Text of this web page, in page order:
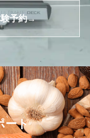
験予約→
ート